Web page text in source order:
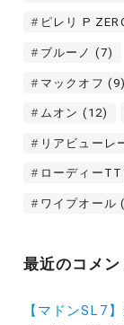
ピレリ P
ブルーノ (7)
マックオフ (9)
ムオン (12)
リアビューレ
ローディーTT
ワイプオール
最近のコメン
【マドンSL7